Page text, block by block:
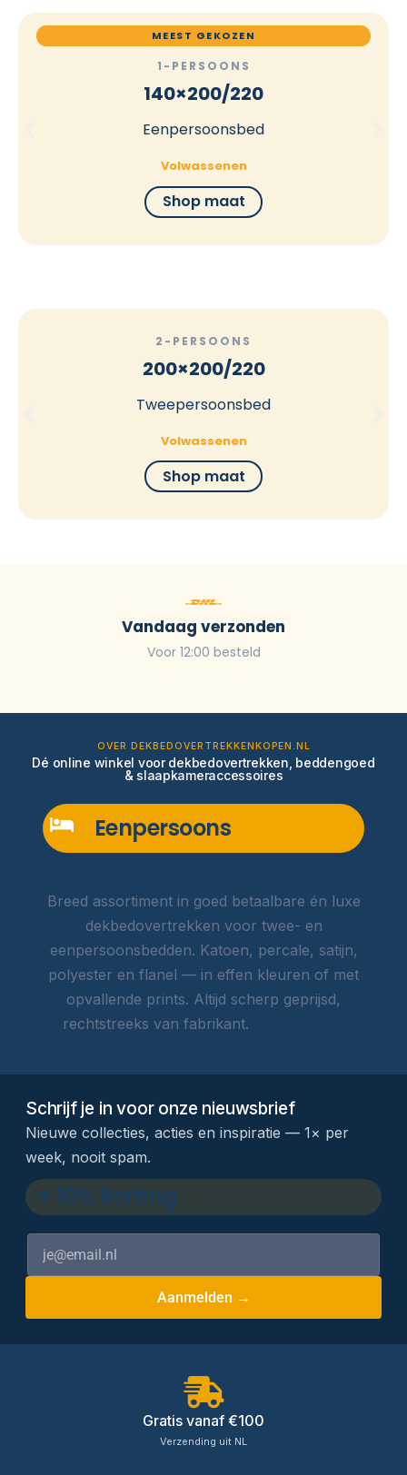
MEEST GEKOZEN
1-PERSOONS
140×200/220
Eenpersoonsbed
Volwassenen
Shop maat
2-PERSOONS
200×200/220
Tweepersoonsbed
Volwassenen
Shop maat
Vandaag verzonden
Voor 12:00 besteld
OVER DEKBEDOVERTREKKENKOPEN.NL
Dé online winkel voor dekbedovertrekken, beddengoed
& slaapkameraccessoires
Eenpersoons
Breed assortiment in goed betaalbare én luxe
dekbedovertrekken voor twee- en
eenpersoonsbedden. Katoen, percale, satijn,
polyester en flanel — in effen kleuren of met
opvallende prints. Altijd scherp geprijsd,
rechtstreeks van fabrikant.
Schrijf je in voor onze nieuwsbrief
Nieuwe collecties, acties en inspiratie — 1× per
week, nooit spam.
✦ 10% korting
Aanmelden →
Gratis vanaf €100
Verzending uit NL